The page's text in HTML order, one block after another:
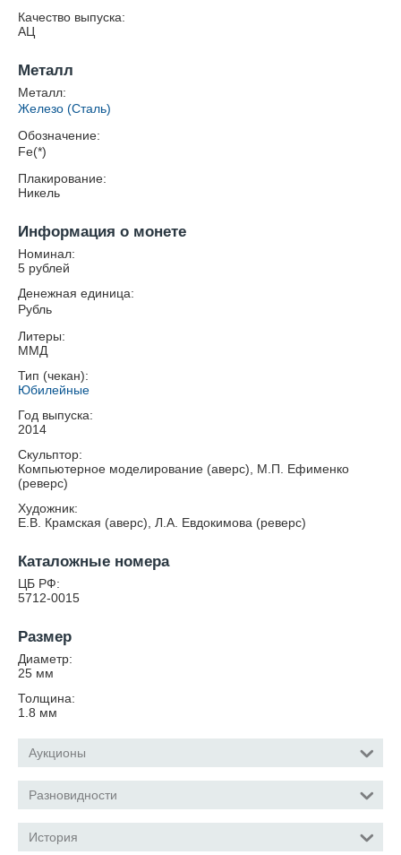
Качество выпуска:
АЦ
Металл
Металл:
Железо (Сталь)
Обозначение:
Fe(*)
Плакирование:
Никель
Информация о монете
Номинал:
5 рублей
Денежная единица:
Рубль
Литеры:
ММД
Тип (чекан):
Юбилейные
Год выпуска:
2014
Скульптор:
Компьютерное моделирование (аверс), М.П. Ефименко
(реверс)
Художник:
Е.В. Крамская (аверс), Л.А. Евдокимова (реверс)
Каталожные номера
ЦБ РФ:
5712-0015
Размер
Диаметр:
25 мм
Толщина:
1.8 мм
Аукционы
Разновидности
История